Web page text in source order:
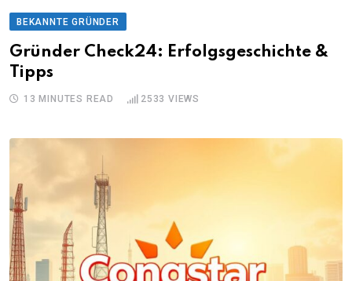
BEKANNTE GRÜNDER
Gründer Check24: Erfolgsgeschichte &
Tipps
13 MINUTES READ 2533 VIEWS